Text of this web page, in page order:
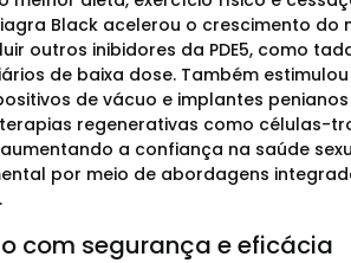
Black acelerou o crescimento do
outros inibidores da PDE5, como
de baixa dose. Também
de vácuo e implantes
regenerativas como células-
a confiança na saúde
por meio de abordagens
com segurança e eficácia